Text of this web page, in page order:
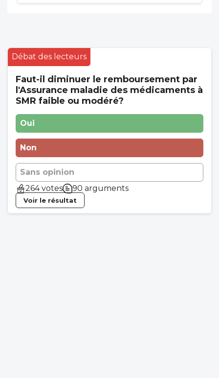
Débat des lecteurs
Faut-il diminuer le remboursement par
l'Assurance maladie des médicaments à
SMR faible ou modéré?
Oui
Non
Sans opinion
264 votes
90 arguments
Voir le résultat